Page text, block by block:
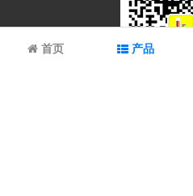
首页 产品